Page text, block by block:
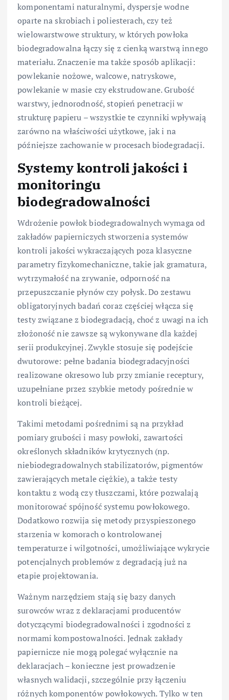
komponentami naturalnymi, dyspersje wodne
oparte na skrobiach i poliesterach, czy też
wielowarstwowe struktury, w których powłoka
biodegradowalna łączy się z cienką warstwą innego
materiału. Znaczenie ma także sposób aplikacji:
powlekanie nożowe, walcowe, natryskowe,
powlekanie w masie czy ekstrudowane. Grubość
warstwy, jednorodność, stopień penetracji w
strukturę papieru – wszystkie te czynniki wpływają
zarówno na właściwości użytkowe, jak i na
późniejsze zachowanie w procesach biodegradacji.
Systemy kontroli jakości i
monitoringu
biodegradowalności
Wdrożenie powłok biodegradowalnych wymaga od
zakładów papierniczych stworzenia systemów
kontroli jakości wykraczających poza klasyczne
parametry fizykomechaniczne, takie jak gramatura,
wytrzymałość na zrywanie, odporność na
przepuszczanie płynów czy połysk. Do zestawu
obligatoryjnych badań coraz częściej włącza się
testy związane z biodegradacją, choć z uwagi na ich
złożoność nie zawsze są wykonywane dla każdej
serii produkcyjnej. Zwykle stosuje się podejście
dwutorowe: pełne badania biodegradacyjności
realizowane okresowo lub przy zmianie receptury,
uzupełniane przez szybkie metody pośrednie w
kontroli bieżącej.
Takimi metodami pośrednimi są na przykład
pomiary grubości i masy powłoki, zawartości
określonych składników krytycznych (np.
niebiodegradowalnych stabilizatorów, pigmentów
zawierających metale ciężkie), a także testy
kontaktu z wodą czy tłuszczami, które pozwalają
monitorować spójność systemu powłokowego.
Dodatkowo rozwija się metody przyspieszonego
starzenia w komorach o kontrolowanej
temperaturze i wilgotności, umożliwiające wykrycie
potencjalnych problemów z degradacją już na
etapie projektowania.
Ważnym narzędziem stają się bazy danych
surowców wraz z deklaracjami producentów
dotyczącymi biodegradowalności i zgodności z
normami kompostowalności. Jednak zakłady
papiernicze nie mogą polegać wyłącznie na
deklaracjach – konieczne jest prowadzenie
własnych walidacji, szczególnie przy łączeniu
różnych komponentów powłokowych. Tylko w ten